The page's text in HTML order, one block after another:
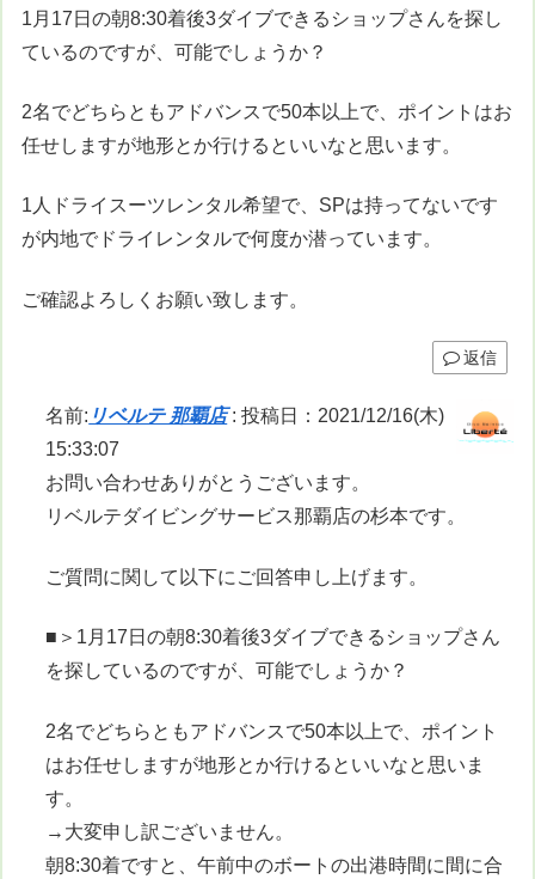
1月17日の朝8:30着後3ダイブできるショップさんを探し
ているのですが、可能でしょうか？
2名でどちらともアドバンスで50本以上で、ポイントはお
任せしますが地形とか行けるといいなと思います。
1人ドライスーツレンタル希望で、SPは持ってないです
が内地でドライレンタルで何度か潜っています。
ご確認よろしくお願い致します。
返信
名前: リベルテ 那覇店: 投稿日：2021/12/16(木)
15:33:07
お問い合わせありがとうございます。
リベルテダイビングサービス那覇店の杉本です。
ご質問に関して以下にご回答申し上げます。
■＞1月17日の朝8:30着後3ダイブできるショップさん
を探しているのですが、可能でしょうか？
2名でどちらともアドバンスで50本以上で、ポイント
はお任せしますが地形とか行けるといいなと思いま
す。
→大変申し訳ございません。
朝8:30着ですと、午前中のボートの出港時間に間に合